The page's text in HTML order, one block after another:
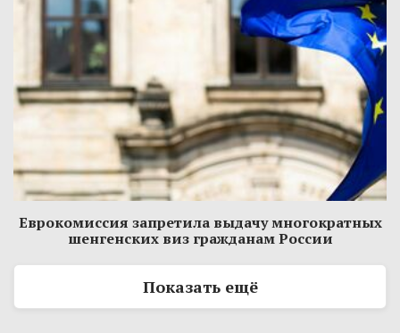
Еврокомиссия запретила выдачу многократных
шенгенских виз гражданам России
Показать ещё